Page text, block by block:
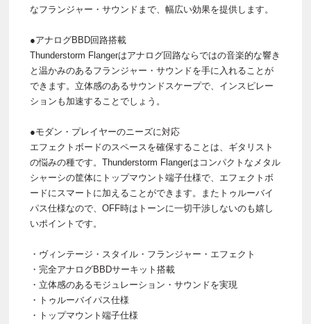
なフランジャー・サウンドまで、幅広い効果を提供します。
●アナログBBD回路搭載
Thunderstorm Flangerはアナログ回路ならではの音楽的な響き
と温かみのあるフランジャー・サウンドを手に入れることが
できます。立体感のあるサウンドスケープで、インスピレー
ションも加速することでしょう。
●モダン・プレイヤーのニーズに対応
エフェクトボードのスペースを確保することは、ギタリスト
の悩みの種です。Thunderstorm Flangerはコンパクトなメタル
シャーシの筐体にトップマウント端子仕様で、エフェクトボ
ードにスマートに加えることができます。またトゥルーバイ
パス仕様なので、OFF時はトーンに一切干渉しないのも嬉し
いポイントです。
・ヴィンテージ・スタイル・フランジャー・エフェクト
・完全アナログBBDサーキット搭載
・立体感のあるモジュレーション・サウンドを実現
・トゥルーバイパス仕様
・トップマウント端子仕様